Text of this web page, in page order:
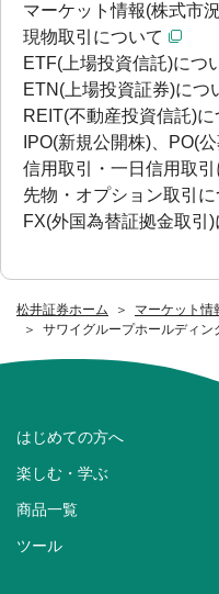
松井証券ホーム
マーケット情
サワイグループホールディン
マーケット情報(株式市
現物取引について
ETF(上場投資信託)につ
ETN(上場投資証券)につ
REIT(不動産投資信託)に
IPO(新規公開株)、PO(
信用取引・一日信用取引
先物・オプション取引に
FX(外国為替証拠金取引)
はじめての方へ
楽しむ・学ぶ
商品一覧
ツール